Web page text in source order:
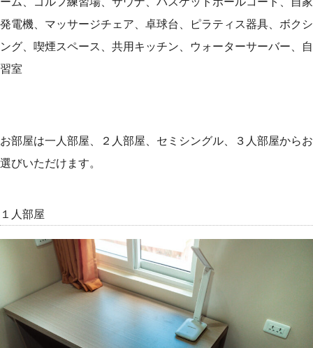
発電機、マッサージチェア、卓球台、ピラティス器具、ボクシ
ング、喫煙スペース、共用キッチン、ウォーターサーバー、自
習室
お部屋は一人部屋、２人部屋、セミシングル、３人部屋からお
選びいただけます。
１人部屋